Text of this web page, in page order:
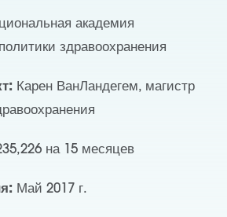
академия
здравоохранения
Карен ВанЛандегем, магистр
на 15 месяцев
Май 2017 г.